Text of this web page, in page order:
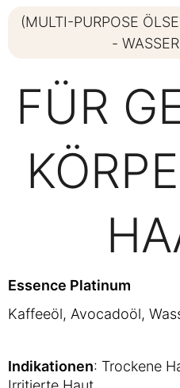
(MULTI-PURPOSE
-
FÜR
Essence Platinum
Kaffeeöl, Avocadoöl,
Indikationen: Trockene